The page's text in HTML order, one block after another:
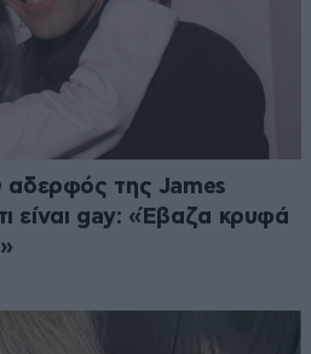
αδερφός της James
είναι gay: «Έβαζα κρυφά